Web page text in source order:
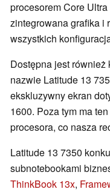
procesorem Core
zintegrowana grafika i
wszystkich
Dostępna jest
nazwie Latitude 13
ekskluzywny ekran
1600. Poza tym ma
procesora, co nasza
Latitude 13 7350
subnotebookami
ThinkBook 13x,